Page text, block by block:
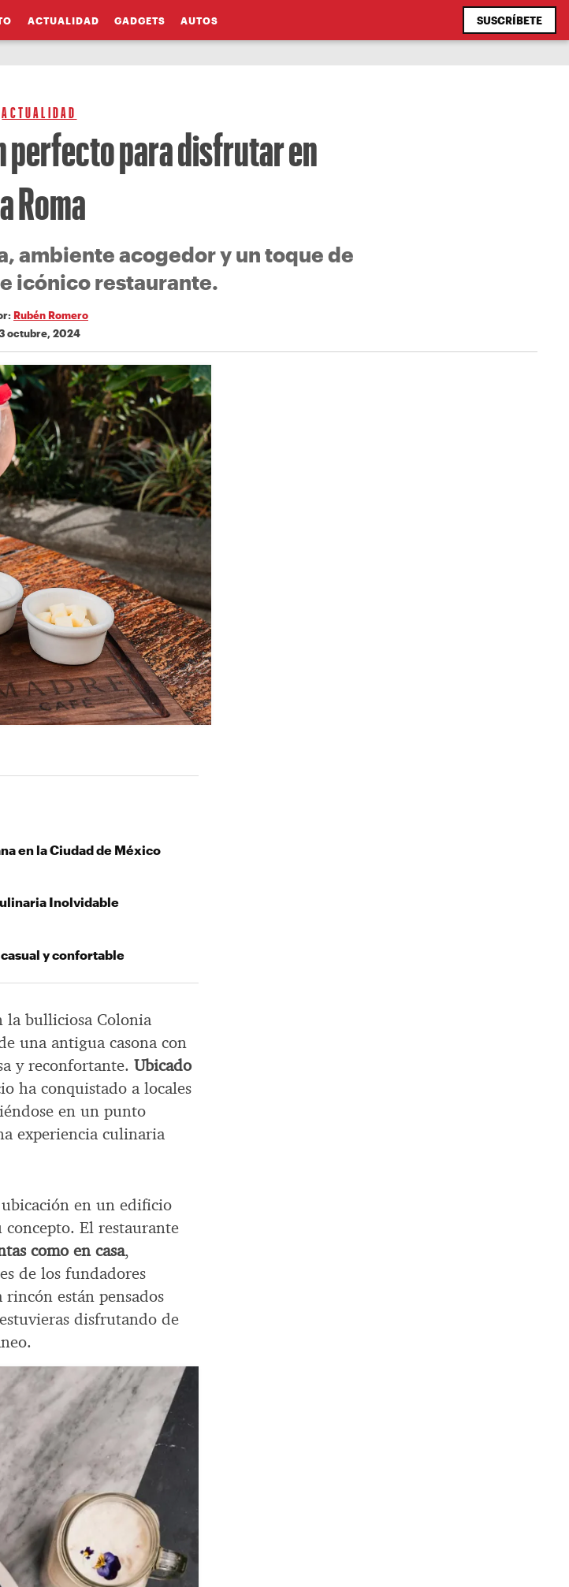
ACTUALIDAD GADGETS AUTOS SUSCRÍBETE
ACTUALIDAD
perfecto para disfrutar en
Roma
ambiente acogedor y un toque de
icónico restaurante.
Rubén Romero
octubre, 2024
la bulliciosa Colonia
una antigua casona con
y reconfortante.Ubicado
ha conquistado a locales
en un punto
experiencia culinaria
en un edificio
El restaurante
como en casa,
de los fundadores
están pensados
disfrutando de
en la Ciudad de México
Inolvidable
y confortable